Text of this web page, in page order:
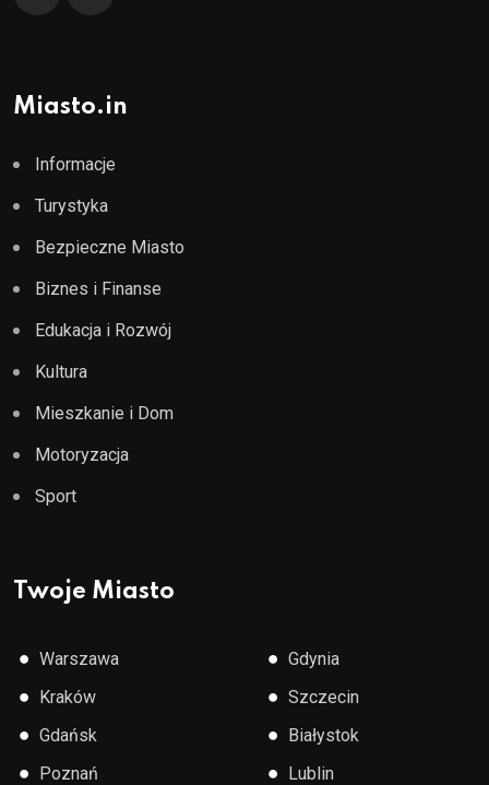
Miasto.in
Informacje
Turystyka
Bezpieczne Miasto
Biznes i Finanse
Edukacja i Rozwój
Kultura
Mieszkanie i Dom
Motoryzacja
Sport
Twoje Miasto
● Warszawa
● Kraków
● Gdańsk
● Poznań
● Gdynia
● Szczecin
● Białystok
● Lublin